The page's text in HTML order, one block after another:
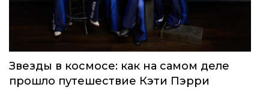
Звезды в космосе: как на самом деле
прошло путешествие Кэти Пэрри